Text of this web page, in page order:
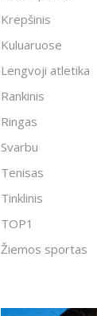
Krepšinis
Kuluaruose
Lengvoji atletika
Rankinis
Ringas
Svarbu
Tenisas
Tinklinis
TOP1
Žiemos sportas